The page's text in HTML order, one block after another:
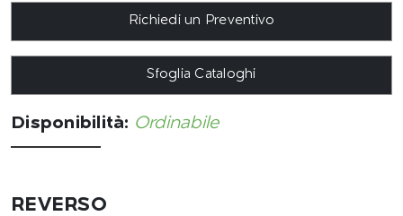
Richiedi un Preventivo
Sfoglia Cataloghi
Disponibilità: Ordinabile
REVERSO